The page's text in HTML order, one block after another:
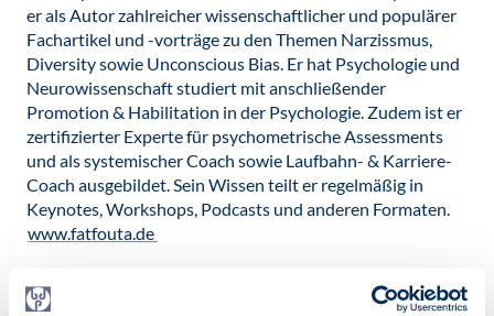
er als Autor zahlreicher wissenschaftlicher und populärer
Fachartikel und -vorträge zu den Themen Narzissmus,
Diversity sowie Unconscious Bias. Er hat Psychologie und
Neurowissenschaft studiert mit anschließender
Promotion & Habilitation in der Psychologie. Zudem ist er
zertifizierter Experte für psychometrische Assessments
und als systemischer Coach sowie Laufbahn- & Karriere-
Coach ausgebildet. Sein Wissen teilt er regelmäßig in
Keynotes, Workshops, Podcasts und anderen Formaten.
www.fatfouta.de
Fatfouta, R. & Hagemeyer, P. (2026). Ego First! Führen in